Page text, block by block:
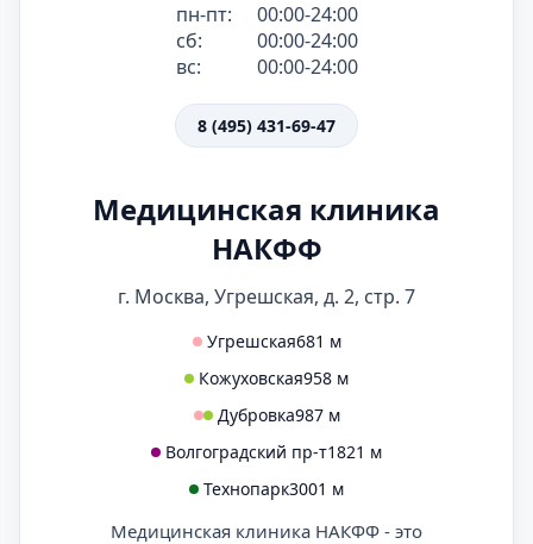
пн-пт:
00:00-24:00
сб:
00:00-24:00
вс:
00:00-24:00
8 (495) 431-69-47
Медицинская клиника
НАКФФ
г. Москва, Угрешская, д. 2, стр. 7
Угрешская681 м
Кожуховская958 м
Дубровка987 м
Волгоградский пр-т1821 м
Технопарк3001 м
Медицинская клиника НАКФФ - это